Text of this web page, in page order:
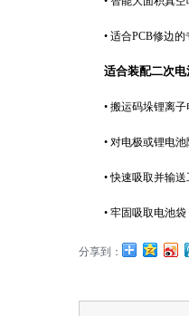
• 适合PCB修边的
适合装配二次
• 搬运码垛锂离
• 对电极或锂电
•快速吸取并输
• 牢固吸取电池袋
分享到：